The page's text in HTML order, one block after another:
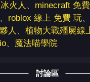
冰火人 、 minecraft 免
、 roblox 線上 免費 玩、
人 、 植物大戰殭屍線
、 魔法喵學院
討論區